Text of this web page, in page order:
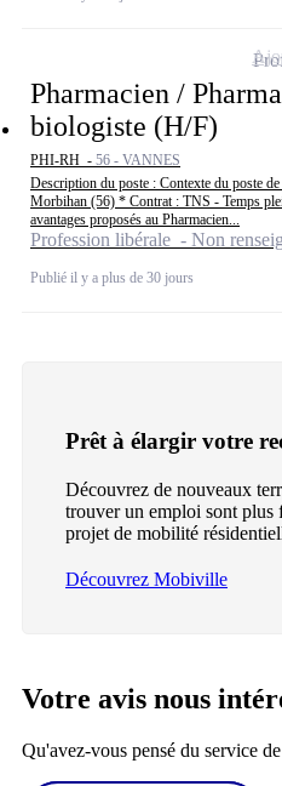
Pharmacien /
biologiste (H/F)
PHI-RH - 56 - VANNES
Description du poste : Contexte du poste
Morbihan (56) * Contrat : TNS - Temps
avantages proposés au Pharmacien...
Profession libérale - Non
Publié il y a plus de 30 jours
Prêt à élargir votre
Découvrez de nouveaux
trouver un emploi sont plus
projet de mobilité
Découvrez Mobiville
Votre avis nous
Qu'avez-vous pensé du service